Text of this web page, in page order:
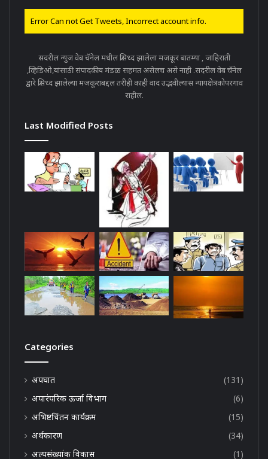
Error Can not Get Tweets, Incorrect account info.
सदरील न्युज वेब चॅनेल मधील प्रसिध्द झालेला मजकूर बातम्या , जाहिराती
,व्हिडिओ,यांसाठी संपादकीय मंडळ सहमत असेलच असे नाही .सदरील वेब चॅनेल
द्वारे प्रसिध्द झालेल्या मजकूराबद्दल तरीही काही वाद उद्भवील्यास न्यायक्षेत्रकोपरगाव
राहील.
Last Modified Posts
Categories
अपघात
(131)
अपारंपरिक ऊर्जा विभाग
(6)
अभिष्टचिंतन कार्यक्रम
(15)
अर्थकारण
(34)
अल्पसंख्यांक विकास
(1)